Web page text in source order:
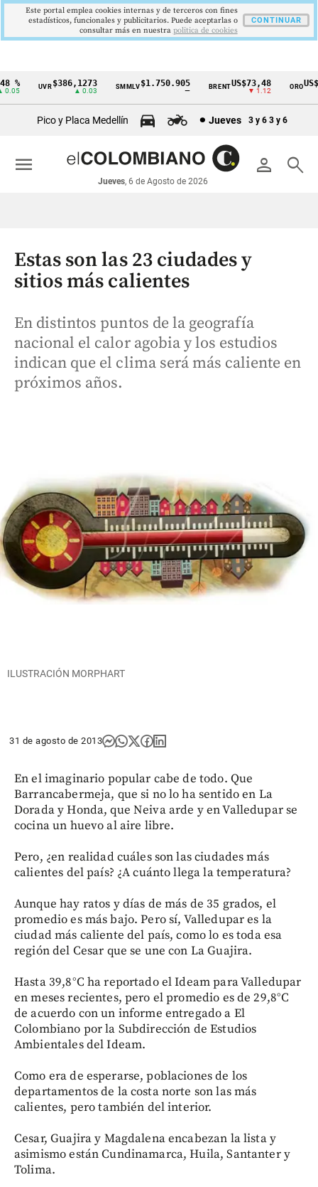
Cintillo
económicos
Colombia
$386,1273
▲ 0.03
SMMLV$1.750.905 BRENTUS$73,48
▼ 1.12
Pico y Placa Medellín Jueves 3 y 6 3 y 6
person search
Jueves, 6 de Agosto de 2026
menu
Estas son las 23 ciudades y
sitios más calientes
En distintos puntos de la geografía
nacional el calor agobia y los estudios
indican que el clima será más caliente en
próximos años.
ILUSTRACIÓN MORPHART
31 de agosto de 2013
En el imaginario popular cabe de todo. Que
Barrancabermeja, que si no lo ha sentido en La
Dorada y Honda, que Neiva arde y en Valledupar se
cocina un huevo al aire libre.
Pero, ¿en realidad cuáles son las ciudades más
calientes del país? ¿A cuánto llega la temperatura?
Aunque hay ratos y días de más de 35 grados, el
promedio es más bajo. Pero sí, Valledupar es la
ciudad más caliente del país, como lo es toda esa
región del Cesar que se une con La Guajira.
Hasta 39,8°C ha reportado el Ideam para Valledupar
en meses recientes, pero el promedio es de 29,8°C
de acuerdo con un informe entregado a El
Colombiano por la Subdirección de Estudios
Ambientales del Ideam.
Como era de esperarse, poblaciones de los
departamentos de la costa norte son las más
calientes, pero también del interior.
Cesar, Guajira y Magdalena encabezan la lista y
asimismo están Cundinamarca, Huila, Santanter y
Tolima.
Este portal emplea cookies internas y de terceros con fines
estadísticos, funcionales y publicitarios. Puede aceptarlas o
consultar más en nuestra politica de cookies
CONTINUAR